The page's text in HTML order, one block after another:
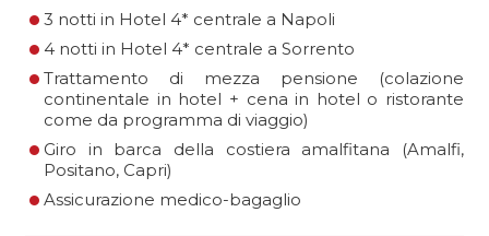
3 notti in Hotel 4* centrale a Napoli
• 4 notti in Hotel 4* centrale a Sorrento
• Trattamento di mezza pensione (colazione
continentale in hotel + cena in hotel o ristorante
come da programma di viaggio)
• Giro in barca della costiera amalfitana (Amalfi,
Positano, Capri)
• Assicurazione medico-bagaglio